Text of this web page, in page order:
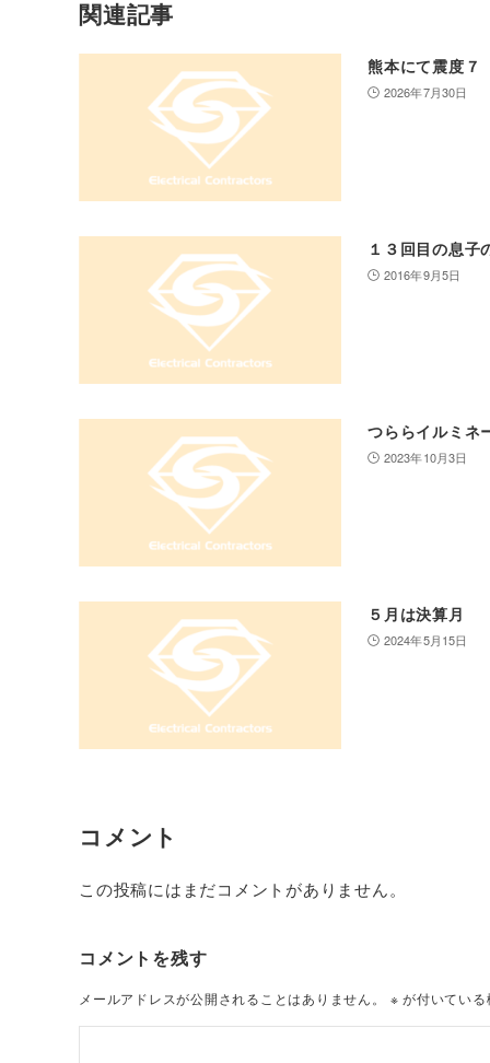
関連記事
熊本にて震度７
2026年7月30日
１３回目の息子
2016年9月5日
つららイルミネ
2023年10月3日
５月は決算月
2024年5月15日
コメント
この投稿にはまだコメントがありません。
コメントを残す
メールアドレスが公開されることはありません。 ※ が付いてい